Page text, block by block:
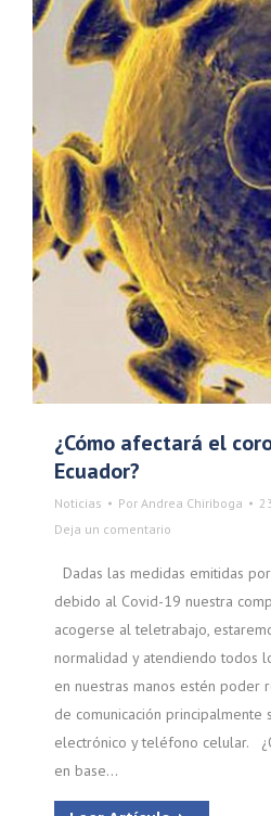
¿Cómo afectará el
Ecuador?
Noticias Por Andrea Chiriboga
Deja un comentario
Dadas las medidas emitidas
debido al Covid-19 nuestra
acogerse al teletrabajo,
normalidad y atendiendo todos
en nuestras manos estén poder
de comunicación principalmente
electrónico y teléfono celular.
en base…